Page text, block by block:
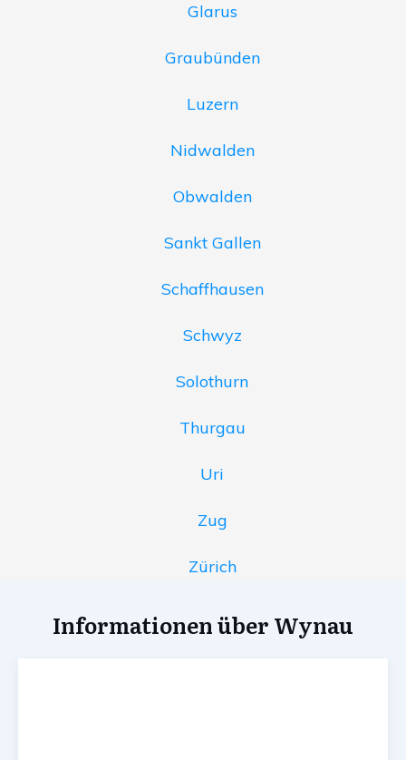
Glarus
Graubünden
Luzern
Nidwalden
Obwalden
Sankt Gallen
Schaffhausen
Schwyz
Solothurn
Thurgau
Uri
Zug
Zürich
Informationen über Wynau